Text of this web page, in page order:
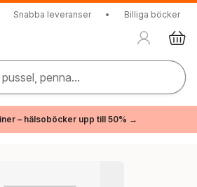
Snabba leveranser • Billiga böcker
penna...
– hälsoböcker upp till 50% →